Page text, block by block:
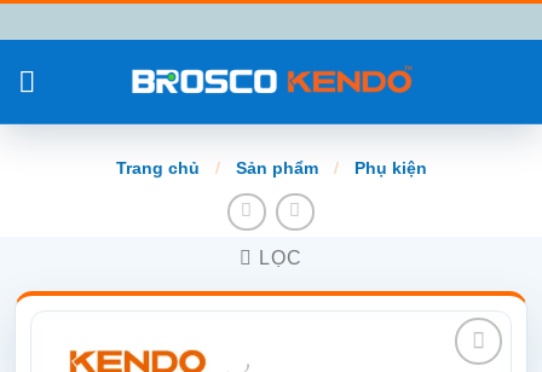
đến
nội
Trang chủ / Sản phẩm / Phụ kiện
LỌC